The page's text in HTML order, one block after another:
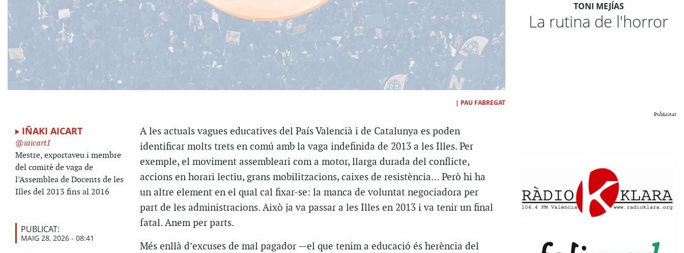
| PAU FABREGAT
IÑAKI AICART
iaicart1
Mestre, exportaveu i membre
del comitè de vaga de
l’Assemblea de Docents de les
Illes del 2013 fins al 2016
PUBLICAT:
MAIG 28, 2026 - 08:41
A les actuals vagues educatives del País Valencià i de Catalunya es poden
identificar molts trets en comú amb la vaga indefinida de 2013 a les Illes. Per
exemple, el moviment assembleari com a motor, llarga durada del conflicte,
accions en horari lectiu, grans mobilitzacions, caixes de resistència… Però hi ha
un altre element en el qual cal fixar-se: la manca de voluntat negociadora per
part de les administracions. Això ja va passar a les Illes en 2013 i va tenir un final
fatal. Anem per parts.
Més enllà d’excuses de mal pagador —el que tenim a educació és herència del
TONI MEJÍAS
La rutina de l'horror
Publicitat